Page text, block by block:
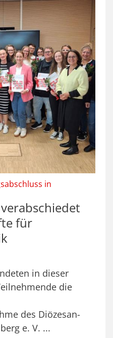
in
für
in dieser
die
des Diözesan-
e. V. ...